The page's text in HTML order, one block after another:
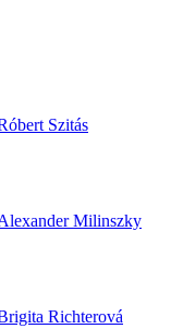
Szitás
Milinszky
Richterová